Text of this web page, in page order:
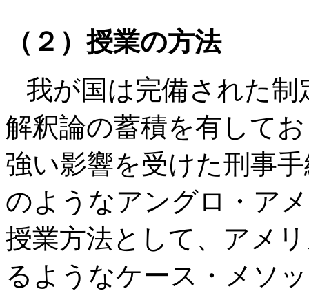
（２）授業の方法
我が国は完備された制
解釈論の蓄積を有して
強い影響を受けた刑事
のようなアングロ・ア
授業方法として、アメ
るようなケース・メソ